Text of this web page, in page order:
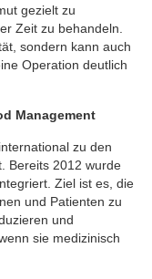
gezielt zu
Zeit zu behandeln.
sondern kann auch
Operation deutlich
Management
zu den
Bereits 2012 wurde
Ziel ist es, die
und Patienten zu
und
sie medizinisch